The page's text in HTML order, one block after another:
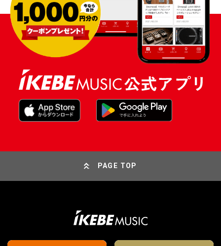
PAGE TOP